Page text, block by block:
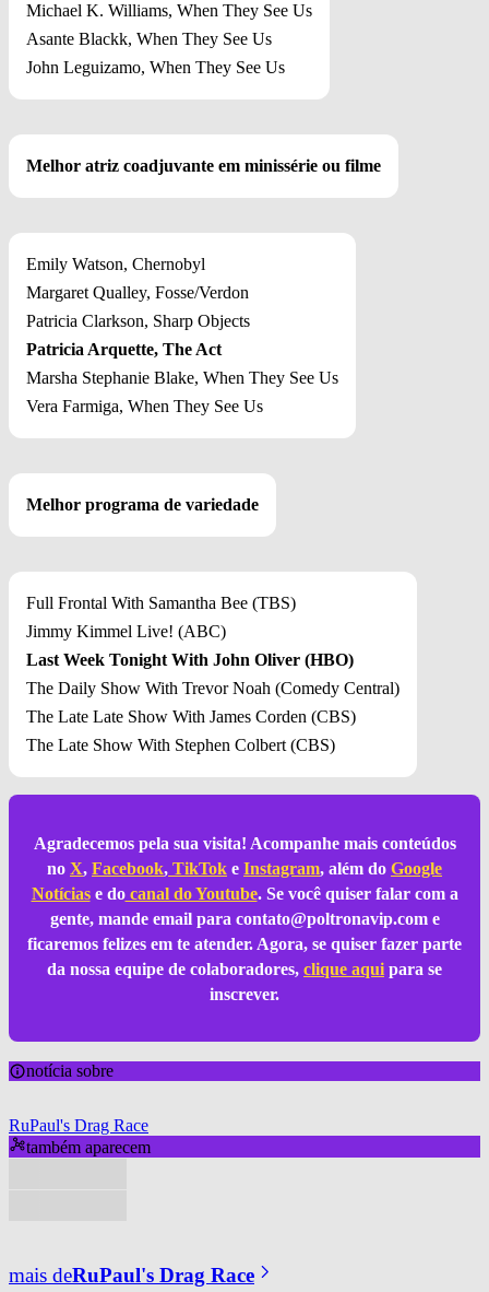
Michael K. Williams, When They See Us
Asante Blackk, When They See Us
John Leguizamo, When They See Us
Melhor atriz coadjuvante em minissérie ou filme
Emily Watson, Chernobyl
Margaret Qualley, Fosse/Verdon
Patricia Clarkson, Sharp Objects
Patricia Arquette, The Act
Marsha Stephanie Blake, When They See Us
Vera Farmiga, When They See Us
Melhor programa de variedade
Full Frontal With Samantha Bee (TBS)
Jimmy Kimmel Live! (ABC)
Last Week Tonight With John Oliver (HBO)
The Daily Show With Trevor Noah (Comedy Central)
The Late Late Show With James Corden (CBS)
The Late Show With Stephen Colbert (CBS)
Agradecemos pela sua visita! Acompanhe mais conteúdos
no X, Facebook, TikTok e Instagram, além do Google
Notíciase docanal do Youtube. Se você quiser falar com a
gente, mande email para contato@poltronavip.come
ficaremos felizes em te atender. Agora, se quiser fazer parte
da nossa equipe de colaboradores, clique aqui para se
inscrever.
notícia sobre
RuPaul's Drag Race
também aparecem
mais deRuPaul's Drag Race